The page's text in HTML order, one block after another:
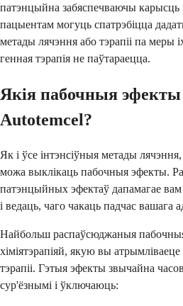
патэнцыйна забяспечваючы
пацыентам могуць спатрэбіцца
метады лячэння або тэрапіі па меры
генная тэрапія не паўтараецца.
Якія пабочныя
Autotemcel?
Як і ўсе інтэнсіўныя метады
можа выклікаць пабочныя эфекты.
патэнцыйных эфектаў дапамагае
і ведаць, чаго чакаць падчас вашага
Найбольш распаўсюджаныя
хіміятэрапіяй, якую вы
тэрапіі. Гэтыя эфекты звычайна
сур'ёзнымі і ўключаюць: